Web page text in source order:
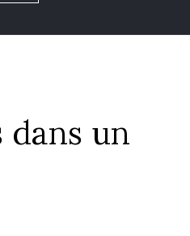
dans un